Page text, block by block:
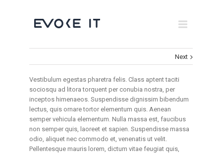
×
Museums
Brand Activation
Corporate
All
Next
Vestibulum egestas pharetra felis. Class aptent taciti
sociosqu ad litora torquent per conubia nostra, per
inceptos himenaeos. Suspendisse dignissim bibendum
lectus, quis ornare tortor elementum quis. Aenean
semper vehicula elementum. Nulla massa est, faucibus
non semper quis, laoreet et sapien. Suspendisse massa
odio, aliquet nec commodo et, venenatis ut velit.
Pellentesque mauris lorem, dictum vitae feugiat quis,